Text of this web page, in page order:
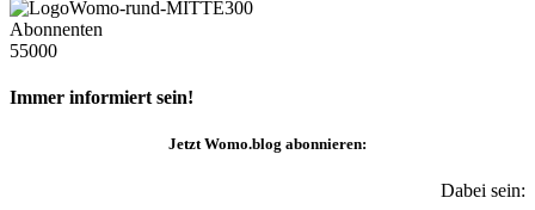
Abonnenten
55000
Immer informiert sein!
JetztWomo.blog abonnieren:
Dabei sein: